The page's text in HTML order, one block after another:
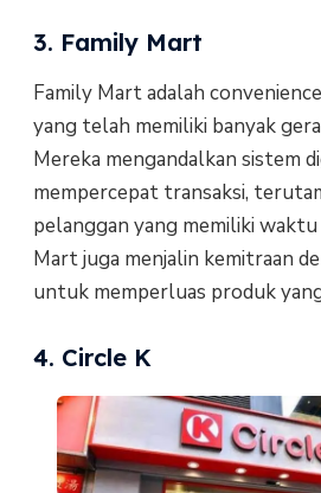
3. Family Mart
Family Mart adalah
yang telah memiliki banyak
Mereka mengandalkan sistem
mempercepat transaksi,
pelanggan yang memiliki
Mart juga menjalin kemitraan
untuk memperluas produk
4. Circle K